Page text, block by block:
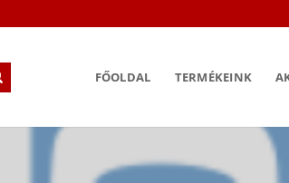
FŐOLDAL TERMÉKEINK